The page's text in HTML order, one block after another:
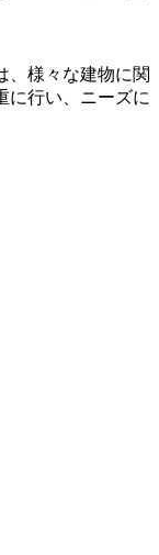
、様々な建物に関
に行い、ニーズに